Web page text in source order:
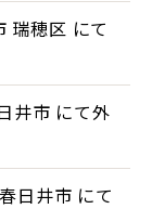
瑞穂区 にて
井市 にて外
日井市 にて